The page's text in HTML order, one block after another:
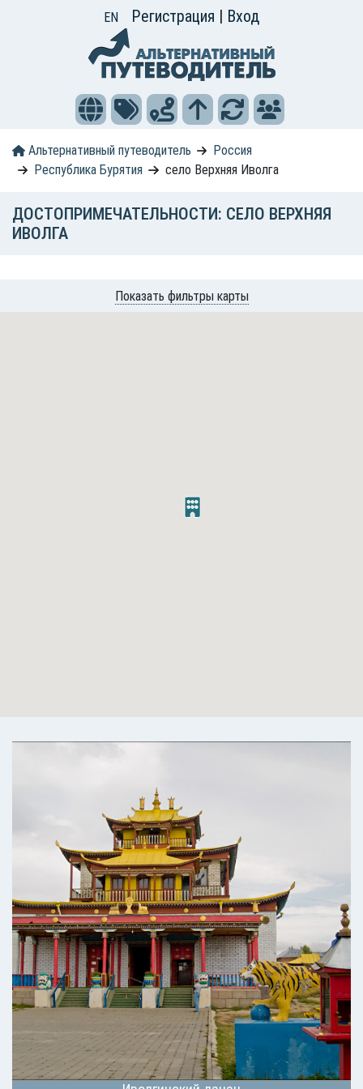
EN Регистрация | Вход
Альтернативный путеводитель
Россия
Республика Бурятия
село Верхняя Иволга
ДОСТОПРИМЕЧАТЕЛЬНОСТИ: СЕЛО ВЕРХНЯЯ
ИВОЛГА
Показать фильтры карты